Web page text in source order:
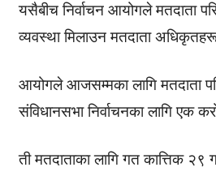
यसैबीच निर्वाचन आयोगले मतदाता
व्यवस्था मिलाउन मतदाता
आयोगले आजसम्मका लागि मतदाता
संविधानसभा निर्वाचनका लागि
ती मतदाताका लागि गत कात्तिक